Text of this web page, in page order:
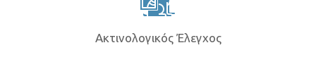
Ακτινολογικός Έλεγχος